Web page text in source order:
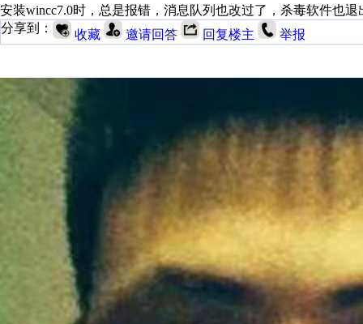
安装wincc7.0时，总是报错，消息队列也改过了，杀毒软件也
分享到：
收藏 邀请回答 回复楼主 举报